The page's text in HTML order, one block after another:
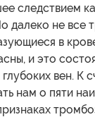
следствием
далеко не все
в
и это
вен. К
нам о пяти